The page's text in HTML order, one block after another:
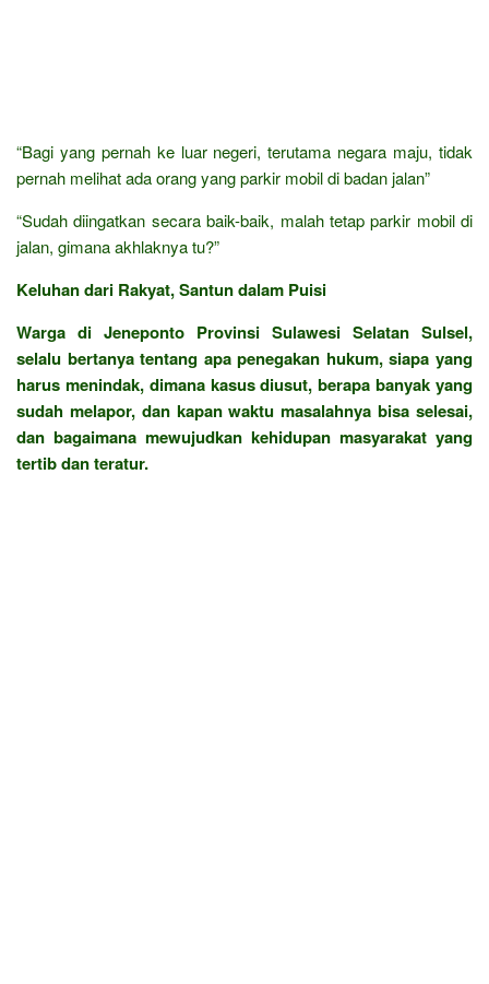
“Bagi yang pernah ke luar negeri, terutama negara maju, tidak
pernah melihat ada orang yang parkir mobil di badan jalan”
“Sudah diingatkan secara baik-baik, malah tetap parkir mobil di
jalan, gimana akhlaknya tu?”
Keluhan dari Rakyat, Santun dalam Puisi
Warga di Jeneponto Provinsi Sulawesi Selatan Sulsel,
selalu bertanya tentang apa penegakan hukum, siapa yang
harus menindak, dimana kasus diusut, berapa banyak yang
sudah melapor, dan kapan waktu masalahnya bisa selesai,
dan bagaimana mewujudkan kehidupan masyarakat yang
tertib dan teratur.